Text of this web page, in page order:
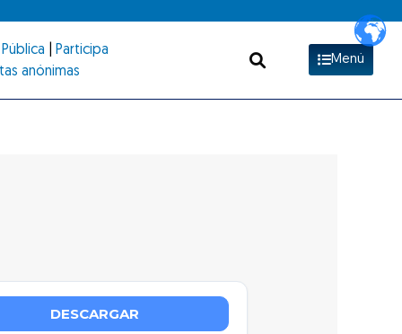
Participa
anónimas
Menú
DESCARGAR